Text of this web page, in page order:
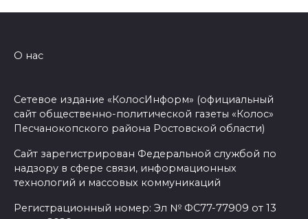
О нас
Сетевое издание «КолосИнформ» (официальный
сайт общественно-политической газеты «Колос»
Песчанокопского района Ростовской области)
Сайт зарегистрирован Федеральной службой по
надзору в сфере связи, информационных
технологий и массовых коммуникаций
Регистрационный номер: Эл № ФС77-77909 от 13